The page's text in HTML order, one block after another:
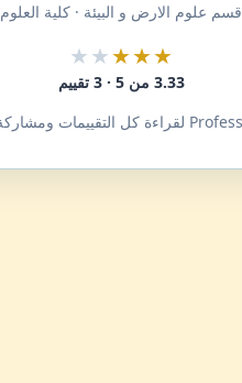
قسم علوم الارض و البيئة · كلية العلوم
★★★
★★
3.33 من 5 · 3 تقييم